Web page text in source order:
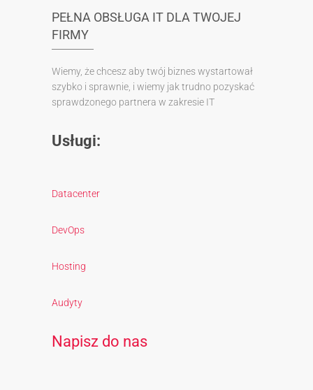
PEŁNA OBSŁUGA IT DLA TWOJEJ
FIRMY
Wiemy, że chcesz aby twój biznes wystartował
szybko i sprawnie, i wiemy jak trudno pozyskać
sprawdzonego partnera w zakresie IT
Usługi:
Datacenter
DevOps
Hosting
Audyty
Napisz do nas